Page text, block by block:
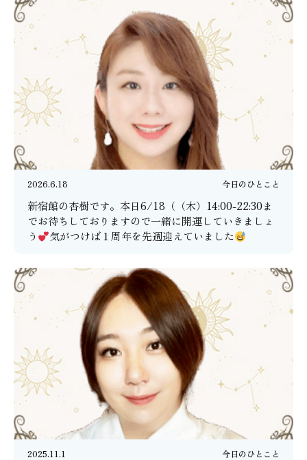
2026.6.18 今日のひとこと
新宿館の杏樹です。本日6/18（（木）14:00-22:30ま
でお待ちしておりますので一緒に開運していきましょ
う
気がつけば１周年を先週迎えていました
2025.11.1 今日のひとこと